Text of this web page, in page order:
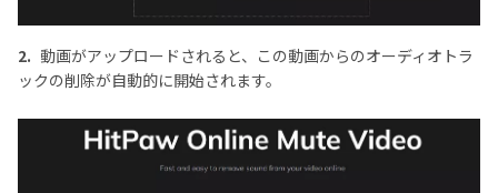
2. 動画がアップロードされると、この動画からのオーディオトラ
ックの削除が自動的に開始されます。